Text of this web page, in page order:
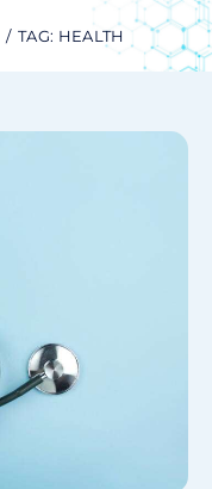
TAG: HEALTH